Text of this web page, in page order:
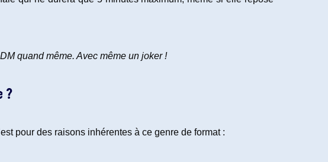
quand même. Avec même un joker !
?
pour des raisons inhérentes à ce genre de format :